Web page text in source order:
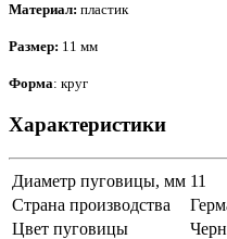
Материал: пластик
Размер: 11 мм
Форма: круг
Характеристики
Диаметр пуговицы, мм 11
Страна производства
Цвет пуговицы